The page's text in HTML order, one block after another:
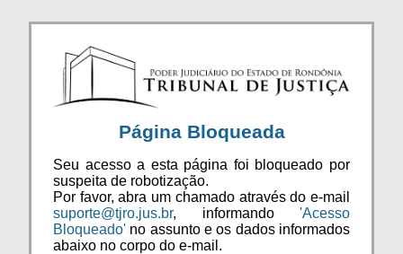
Página Bloqueada
Seu acesso a esta página foi bloqueado por
suspeita de robotização.
Por favor, abra um chamado através do e-mail
suporte@tjro.jus.br, informando 'Acesso
Bloqueado' no assunto e os dados informados
abaixo no corpo do e-mail.